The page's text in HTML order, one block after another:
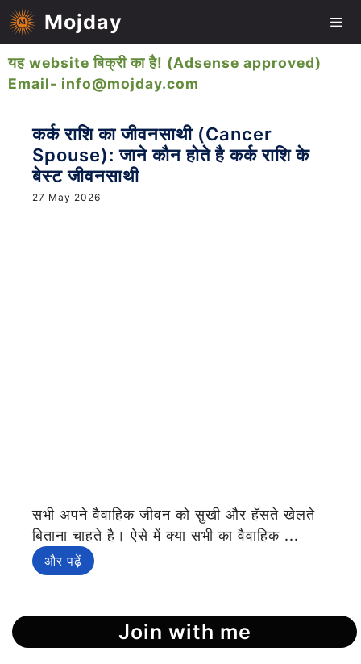
Skip
to
Mojday
यह website बिक्री का है! (Adsense approved)
Email- info@mojday.com
कर्क राशि का जीवनसाथी (Cancer
Spouse): जाने कौन होते है कर्क राशि के
बेस्ट जीवनसाथी
27 May 2026
सभी अपने वैवाहिक जीवन को सुखी और हॅसते खेलते
बिताना चाहते है। ऐसे में क्या सभी का वैवाहिक ...
और पढ़ें
Join with me